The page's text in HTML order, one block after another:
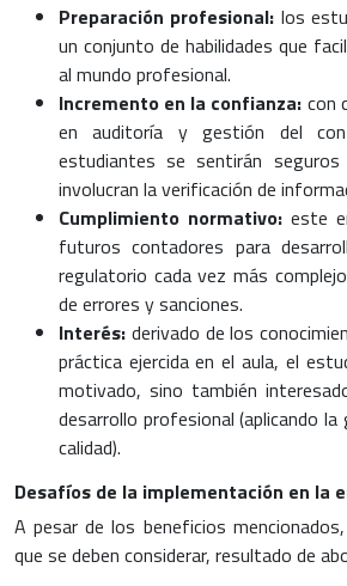
Preparación profesional: los
un conjunto de habilidades que
al mundo profesional.
Incremento en la confianza: con
en auditoría y gestión del
estudiantes se sentirán
involucran la verificación de
Cumplimiento normativo:este
futuros contadores para
regulatorio cada vez más
de errores y sanciones.
Interés:derivado de los
práctica ejercida en el aula, el
motivado, sino también
desarrollo profesional (aplicando
calidad).
Desafíos de la implementación en la
A pesar de los beneficios
que se deben considerar, resultado de